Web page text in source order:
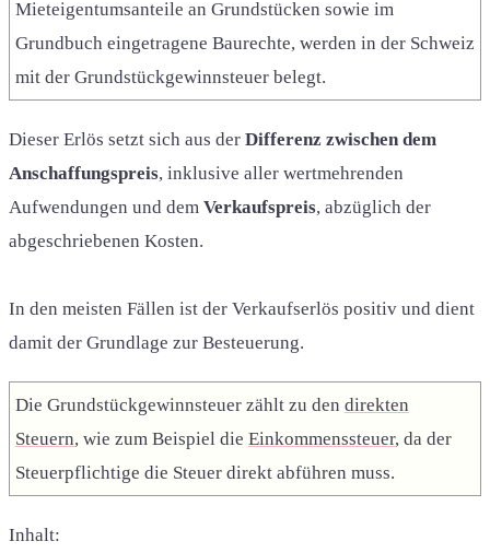
Mieteigentumsanteile an Grundstücken sowie im
Grundbuch eingetragene Baurechte, werden in der Schweiz
mit der Grundstückgewinnsteuer belegt.
Dieser Erlös setzt sich aus der Differenz zwischen dem
Anschaffungspreis, inklusive aller wertmehrenden
Aufwendungen und dem Verkaufspreis, abzüglich der
abgeschriebenen Kosten.
In den meisten Fällen ist der Verkaufserlös positiv und dient
damit der Grundlage zur Besteuerung.
Die Grundstückgewinnsteuer zählt zu den direkten
Steuern, wie zum Beispiel die Einkommenssteuer, da der
Steuerpflichtige die Steuer direkt abführen muss.
Inhalt: